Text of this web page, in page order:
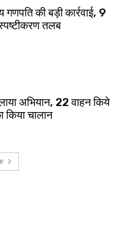
की बड़ी कार्रवाई, 9
तलब
अभियान, 22 वाहन किये
चालान